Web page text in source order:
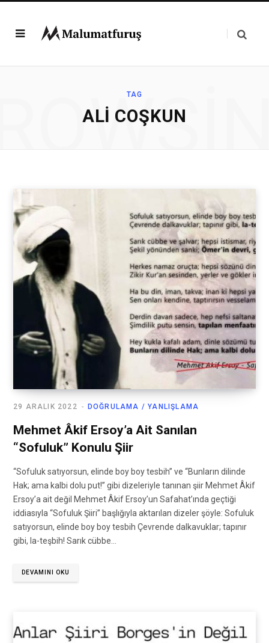
TAG
ALI COŞKUN
DOĞRULAMA / YANLIŞLAMA
29 ARALIK 2022
Mehmet Âkif Ersoy’a Ait Sanılan
“Sofuluk” Konulu Şiir
“Sofuluk satıyorsun, elinde boy boy tesbih” ve “Bunların dilinde
Hak; ama kalbi dolu put!” gibi dizeleriyle tanınan şiir Mehmet Âkif
Ersoy’a ait değil Mehmet Âkif Ersoy’un Safahat’ında geçtiği
iddiasıyla “Sofuluk Şiiri” başlığıyla aktarılan dizeler şöyle: Sofuluk
satıyorsun, elinde boy boy tesbih Çevrende dalkavuklar; tapınır
gibi, la-teşbih! Sarık cübbe…
DEVAMINI OKU